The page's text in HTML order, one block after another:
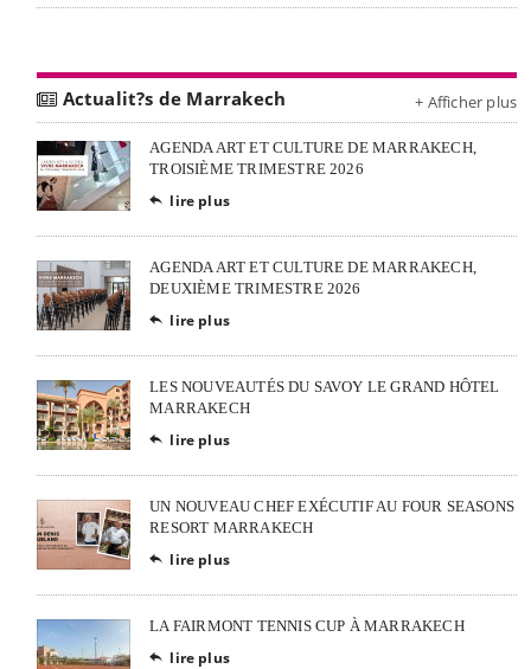
Actualit?s de Marrakech + Afficher plus
AGENDA ART ET CULTURE DE MARRAKECH,
TROISIÈME TRIMESTRE 2026
 lire plus
AGENDA ART ET CULTURE DE MARRAKECH,
DEUXIÈME TRIMESTRE 2026
 lire plus
LES NOUVEAUTÉS DU SAVOY LE GRAND HÔTEL
MARRAKECH
 lire plus
UN NOUVEAU CHEF EXÉCUTIF AU FOUR SEASONS
RESORT MARRAKECH
 lire plus
LA FAIRMONT TENNIS CUP À MARRAKECH
 lire plus